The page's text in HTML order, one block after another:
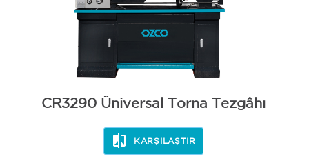
CR3290 Üniversal Torna Tezgâhı
KARŞILAŞTIR